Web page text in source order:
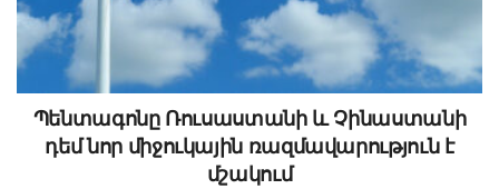
Պենտագոնը Ռուսաստանի և Չինաստանի
դեմ նոր միջուկային ռազմավարություն է
մշակում